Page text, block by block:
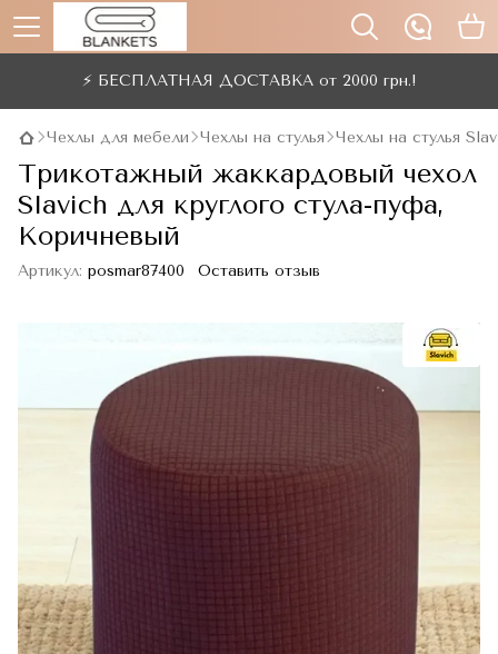
⚡ БЕСПЛАТНАЯ ДОСТАВКА от 2000 грн.!
Чехлы для мебели Чехлы на стулья Чехлы на стулья
Трикотажный жаккардовый чехол
Slavich для круглого стула-пуфа,
Коричневый
Артикул: posmar87400 Оставить отзыв